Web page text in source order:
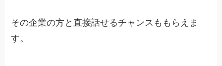
その企業の方と直接話せるチャンスももらえま
す。